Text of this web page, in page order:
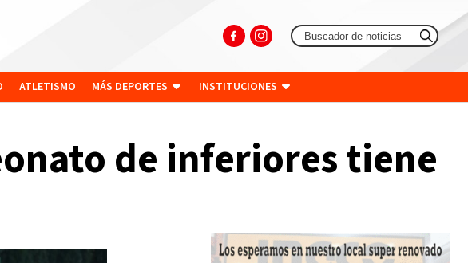
ATLETISMO MÁS DEPORTES INSTITUCIONES
de inferiores tiene